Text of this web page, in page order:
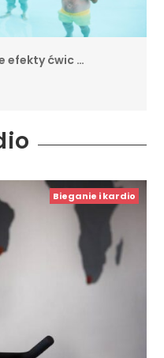
efekty ćwic …
Bieganie i kardio